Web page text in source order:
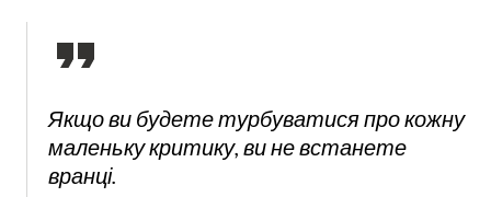
Якщо ви будете турбуватися про кожну
маленьку критику, ви не встанете
вранці.